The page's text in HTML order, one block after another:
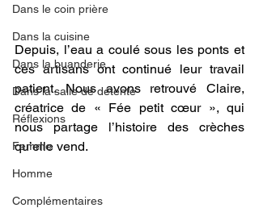
Dans le coin prière
Dans la cuisine
Dans la buanderie
Dans la salle de détente
Réflexions
Femme
Homme
Complémentaires
Depuis, l’eau a coulé sous les ponts et
ces artisans ont continué leur travail
patient. Nous avons retrouvé Claire,
créatrice de « Fée petit cœur », qui
nous partage l’histoire des crèches
qu’elle vend.